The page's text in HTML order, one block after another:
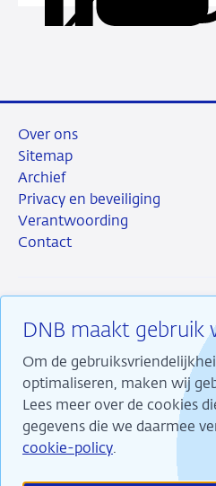
DNB maakt gebruik
Om de
optimaliseren, maken wij
Lees meer over de cookies
gegevens die we daarmee
cookie-policy.
Over ons
Sitemap
Archief
Privacy en beveiliging
Verantwoording
Contact
RSS
Wij maken ons sterk voor
dragen daarmee bij aan